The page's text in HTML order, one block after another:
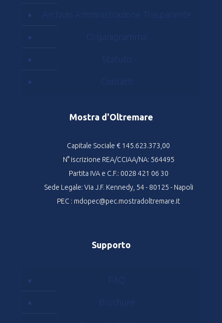
Archivio Amministrazione Trasparente
Organigramma
Statuto
Contatti
Mostra d'Oltremare
Capitale Sociale € 145.623.373,00
N° iscrizione REA/CCIAA/NA: 564495
Partita IVA e C.F.: 0028 421 06 30
Sede Legale: Via J.F. Kennedy, 54 - 80125 - Napoli
PEC : mdopec@pec.mostradoltremare.it
Supporto
FAQ
Brochure